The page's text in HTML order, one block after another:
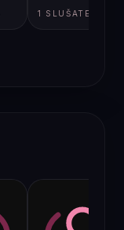
1 SLUŠATELJA